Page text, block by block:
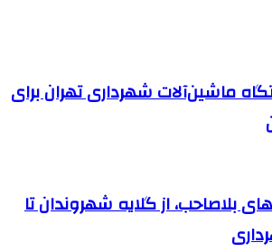
دستگاه ماشین‌آلات شهرداری تهران برای
بلاصاحب، از گلایه شهروندان تا